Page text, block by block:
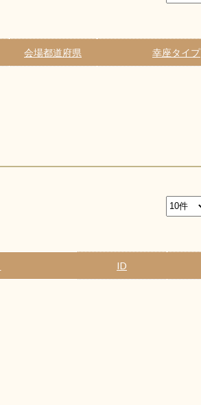
会場都道府県 幸座タイプ
ID